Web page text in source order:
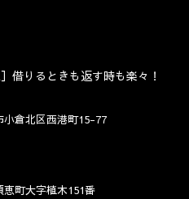
借りるときも返す時も楽々！
小倉北区西港町15-77
町大字植木151番